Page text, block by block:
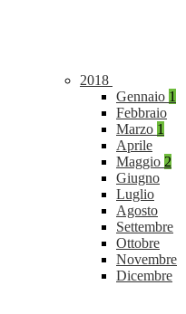
2018
Gennaio 1
Febbraio
Marzo 1
Aprile
Maggio 2
Giugno
Luglio
Agosto
Settembre
Ottobre
Novembre
Dicembre